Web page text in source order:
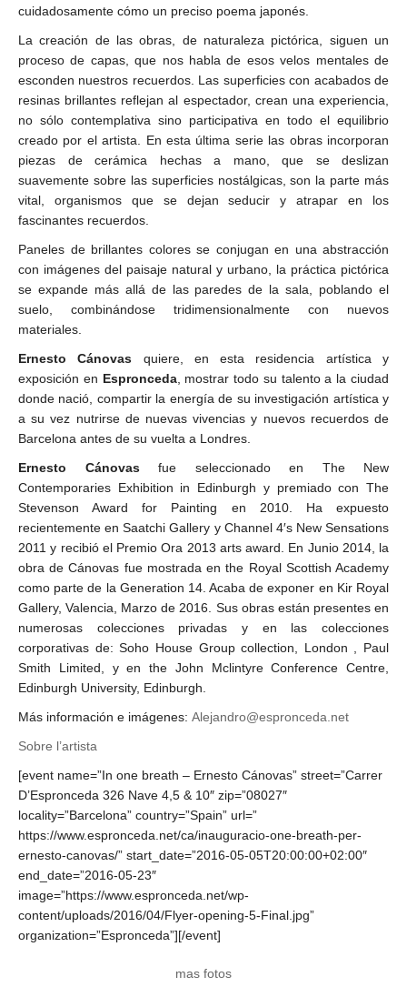
cuidadosamente cómo un preciso poema japonés.
La creación de las obras, de naturaleza pictórica, siguen un
proceso de capas, que nos habla de esos velos mentales de
esconden nuestros recuerdos. Las superficies con acabados de
resinas brillantes reflejan al espectador, crean una experiencia,
no sólo contemplativa sino participativa en todo el equilibrio
creado por el artista. En esta última serie las obras incorporan
piezas de cerámica hechas a mano, que se deslizan
suavemente sobre las superficies nostálgicas, son la parte más
vital, organismos que se dejan seducir y atrapar en los
fascinantes recuerdos.
Paneles de brillantes colores se conjugan en una abstracción
con imágenes del paisaje natural y urbano, la práctica pictórica
se expande más allá de las paredes de la sala, poblando el
suelo, combinándose tridimensionalmente con nuevos
materiales.
Ernesto Cánovas quiere, en esta residencia artística y
exposición en Espronceda, mostrar todo su talento a la ciudad
donde nació, compartir la energía de su investigación artística y
a su vez nutrirse de nuevas vivencias y nuevos recuerdos de
Barcelona antes de su vuelta a Londres.
Ernesto Cánovasfue seleccionado en The New
Contemporaries Exhibition in Edinburgh y premiado con The
Stevenson Award for Painting en 2010. Ha expuesto
recientemente en Saatchi Gallery y Channel 4′s New Sensations
2011 y recibió el Premio Ora 2013 arts award. En Junio 2014, la
obra de Cánovas fue mostrada en the Royal Scottish Academy
como parte de la Generation 14. Acaba de exponer en Kir Royal
Gallery, Valencia, Marzo de 2016. Sus obras están presentes en
numerosas colecciones privadas y en las colecciones
corporativas de: Soho House Group collection, London , Paul
Smith Limited, y en the John Mclintyre Conference Centre,
Edinburgh University, Edinburgh.
Más información e imágenes: Alejandro@espronceda.net
Sobre l’artista
[event name=”In one breath – Ernesto Cánovas” street=”Carrer
D’Espronceda 326 Nave 4,5 & 10″ zip=”08027″
locality=”Barcelona” country=”Spain” url=”
https://www.espronceda.net/ca/inauguracio-one-breath-per-
ernesto-canovas/” start_date=”2016-05-05T20:00:00+02:00″
end_date=”2016-05-23″
image=”https://www.espronceda.net/wp-
content/uploads/2016/04/Flyer-opening-5-Final.jpg”
organization=”Espronceda”][/event]
mas fotos